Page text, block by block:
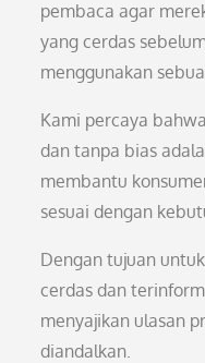
pembaca agar
yang cerdas
menggunakan
Kami percaya
dan tanpa bias
membantu
sesuai dengan
Dengan tujuan
cerdas dan
menyajikan ulasan
diandalkan.